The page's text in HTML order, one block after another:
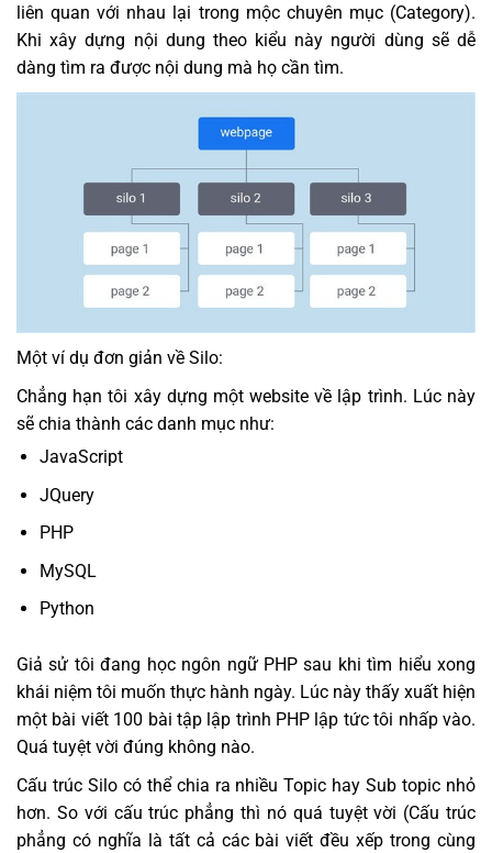
liên quan với nhau lại trong mộc chuyên mục (Category).
Khi xây dựng nội dung theo kiểu này người dùng sẽ dễ
dàng tìm ra được nội dung mà họ cần tìm.
Một ví dụ đơn giản về Silo:
Chẳng hạn tôi xây dựng một website về lập trình. Lúc này
sẽ chia thành các danh mục như:
JavaScript
JQuery
PHP
MySQL
Python
Giả sử tôi đang học ngôn ngữ PHP sau khi tìm hiểu xong
khái niệm tôi muốn thực hành ngày. Lúc này thấy xuất hiện
một bài viết 100 bài tập lập trình PHP lập tức tôi nhấp vào.
Quá tuyệt vời đúng không nào.
Cấu trúc Silo có thể chia ra nhiều Topic hay Sub topic nhỏ
hơn. So với cấu trúc phẳng thì nó quá tuyệt vời (Cấu trúc
phẳng có nghĩa là tất cả các bài viết đều xếp trong cùng